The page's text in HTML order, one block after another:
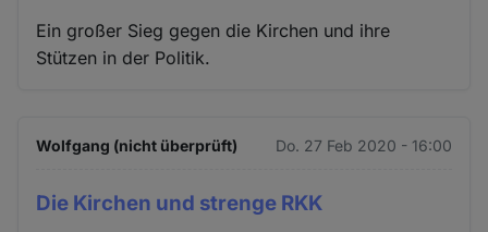
Ein großer Sieg gegen die Kirchen und ihre
Stützen in der Politik.
Wolfgang (nicht überprüft) Do. 27 Feb 2020 - 16:00
Die Kirchen und strenge RKK